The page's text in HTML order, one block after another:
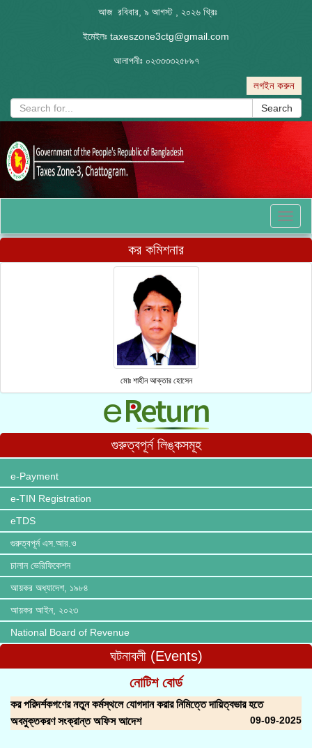
আজ রবিবার, ৯ আগস্ট , ২০২৬ খ্রিঃ
ইমেইলঃ taxeszone3ctg@gmail.com
আলাপনীঃ ০২৩৩৩৩২৫৮৯৭
লগইন করুন
Search
কর কমিশনার
মোঃ শাহীন আক্তার হোসেন
গুরুত্বপূর্ন লিঙ্কসমূহ
e-Payment
e-TIN Registration
eTDS
গুরুত্বপূর্ন এস.আর.ও
চালান ভেরিফিকেশন
আয়কর অধ্যাদেশ, ১৯৮৪
আয়কর আইন, ২০২৩
National Board of Revenue
ঘটনাবলী (Events)
নোটিশ বোর্ড
কর পরিদর্শকগণের নতুন কর্মস্থলে যোগদান করার নিমিত্তে দায়িত্বভার হতে
অবমুক্তকরণ সংক্রান্ত অফিস আদেশ
09-09-2025